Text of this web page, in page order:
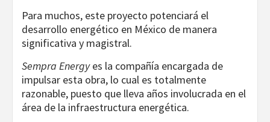
Para muchos, este proyecto potenciará el
desarrollo energético en México de manera
significativa y magistral.
Sempra Energyes la compañía encargada de
impulsar esta obra, lo cual es totalmente
razonable, puesto que lleva años involucrada en el
área de la infraestructura energética.